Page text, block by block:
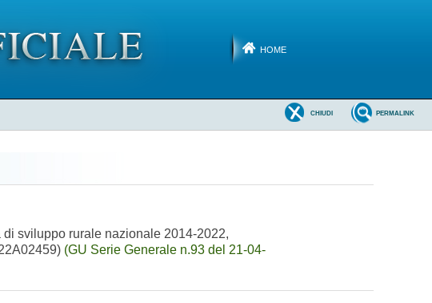
HOME
PERMALINK
CHIUDI
sviluppo rurale nazionale 2014-2022,
(GU Serie Generale n.93 del 21-04-